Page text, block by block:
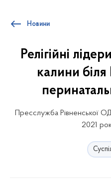
Новини
Релігійні
калини біля
Пресслужба Рівненської
2021